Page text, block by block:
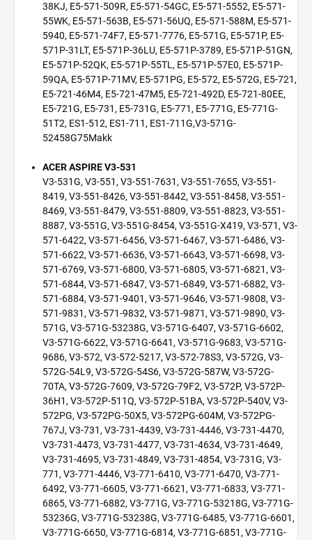
38KJ, E5-571-509R, E5-571-54GC, E5-571-5552, E5-571-
55WK, E5-571-563B, E5-571-56UQ, E5-571-588M, E5-571-
5940, E5-571-74F7, E5-571-7776, E5-571G, E5-571P, E5-
571P-31LT, E5-571P-36LU, E5-571P-3789, E5-571P-51GN,
E5-571P-52QK, E5-571P-55TL, E5-571P-57E0, E5-571P-
59QA, E5-571P-71MV, E5-571PG, E5-572, E5-572G, E5-721,
E5-721-46M4, E5-721-47M5, E5-721-492D, E5-721-80EE,
E5-721G, E5-731, E5-731G, E5-771, E5-771G, E5-771G-
51T2, ES1-512, ES1-711, ES1-711G,V3-571G-
52458G75Makk
ACER ASPIRE V3-531
V3-531G, V3-551, V3-551-7631, V3-551-7655, V3-551-
8419, V3-551-8426, V3-551-8442, V3-551-8458, V3-551-
8469, V3-551-8479, V3-551-8809, V3-551-8823, V3-551-
8887, V3-551G, V3-551G-8454, V3-551G-X419, V3-571, V3-
571-6422, V3-571-6456, V3-571-6467, V3-571-6486, V3-
571-6622, V3-571-6636, V3-571-6643, V3-571-6698, V3-
571-6769, V3-571-6800, V3-571-6805, V3-571-6821, V3-
571-6844, V3-571-6847, V3-571-6849, V3-571-6882, V3-
571-6884, V3-571-9401, V3-571-9646, V3-571-9808, V3-
571-9831, V3-571-9832, V3-571-9871, V3-571-9890, V3-
571G, V3-571G-53238G, V3-571G-6407, V3-571G-6602,
V3-571G-6622, V3-571G-6641, V3-571G-9683, V3-571G-
9686, V3-572, V3-572-5217, V3-572-78S3, V3-572G, V3-
572G-54L9, V3-572G-54S6, V3-572G-587W, V3-572G-
70TA, V3-572G-7609, V3-572G-79F2, V3-572P, V3-572P-
36H1, V3-572P-511Q, V3-572P-51BA, V3-572P-540V, V3-
572PG, V3-572PG-50X5, V3-572PG-604M, V3-572PG-
767J, V3-731, V3-731-4439, V3-731-4446, V3-731-4470,
V3-731-4473, V3-731-4477, V3-731-4634, V3-731-4649,
V3-731-4695, V3-731-4849, V3-731-4854, V3-731G, V3-
771, V3-771-4446, V3-771-6410, V3-771-6470, V3-771-
6492, V3-771-6605, V3-771-6621, V3-771-6833, V3-771-
6865, V3-771-6882, V3-771G, V3-771G-53218G, V3-771G-
53236G, V3-771G-53238G, V3-771G-6485, V3-771G-6601,
V3-771G-6650, V3-771G-6814, V3-771G-6851, V3-771G-